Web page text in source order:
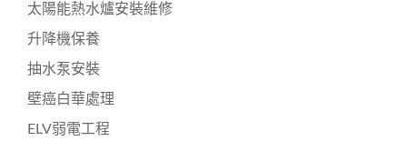
太陽能熱水爐安裝維修
升降機保養
抽水泵安裝
壁癌白華處理
ELV弱電工程